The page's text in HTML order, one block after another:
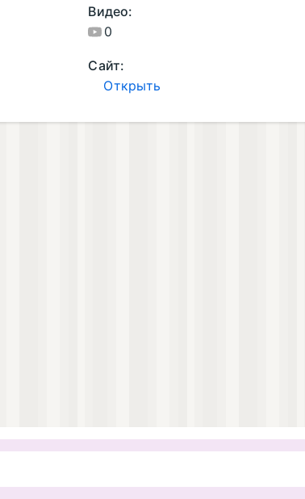
Видео:
0
Сайт:
Открыть